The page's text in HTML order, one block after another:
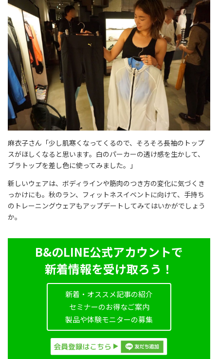
麻衣子さん「少し肌寒くなってくるので、そろそろ長袖のトップ
スがほしくなると思います。白のパーカーの透け感を生かして、
ブラトップを差し色に使ってみました。」
新しいウェアは、ボディラインや筋肉のつき方の変化に気づくき
っかけにも。秋のラン、フィットネスイベントに向けて、手持ち
のトレーニングウェアもアップデートしてみてはいかがでしょう
か。
B&のLINE公式アカウントで
新着情報を受け取ろう！
新着・オススメ記事の紹介
セミナーのお得なご案内
製品や体験モニターの募集